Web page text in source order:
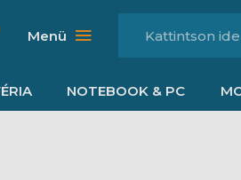
Menü
NOTEBOOK & PC